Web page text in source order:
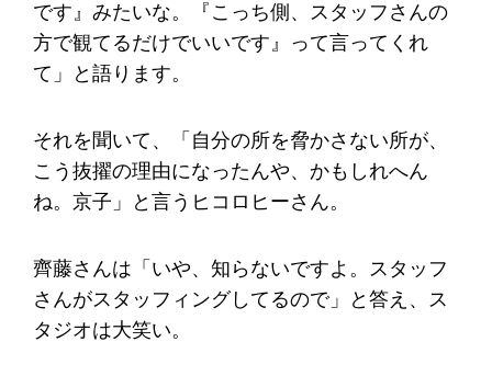
です』みたいな。『こっち側、スタッフさんの
方で観てるだけでいいです』って言ってくれ
て」と語ります。
それを聞いて、「自分の所を脅かさない所が、
こう抜擢の理由になったんや、かもしれへん
ね。京子」と言うヒコロヒーさん。
齊藤さんは「いや、知らないですよ。スタッフ
さんがスタッフィングしてるので」と答え、ス
タジオは大笑い。